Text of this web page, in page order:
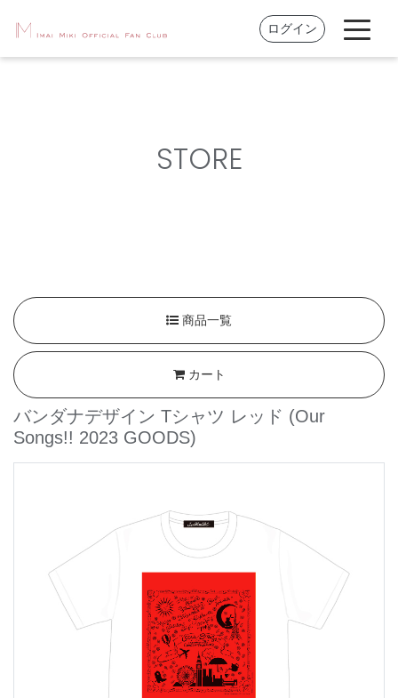
ログイン
STORE
商品一覧
カート
バンダナデザイン Tシャツ レッド (Our
Songs!! 2023 GOODS)